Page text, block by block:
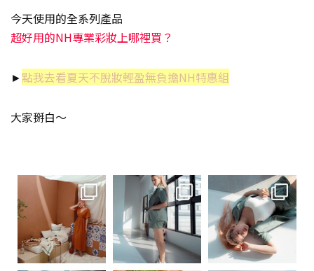
今天使用的全系列產品
超好用的NH專業彩妝上哪裡買？
►點我去看夏天不脫妝輕盈無負擔NH特惠組
大家掰白～